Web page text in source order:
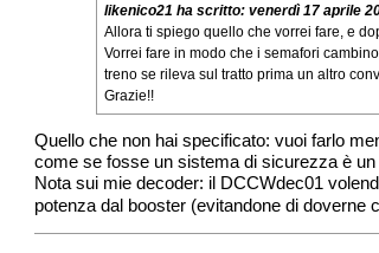
likenico21 ha scritto: venerdì 17 aprile
Allora ti spiego quello che vorrei fare, e
Vorrei fare in modo che i semafori
treno se rileva sul tratto prima un altro
Grazie!!
Quello che non hai specificato: vuoi farlo
come se fosse un sistema di sicurezza è
Nota sui mie decoder: il DCCWdec01
potenza dal booster (evitandone di